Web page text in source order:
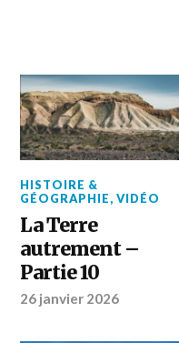
HISTOIRE &
GÉOGRAPHIE,VIDÉO
La Terre
autrement –
Partie 10
26 janvier 2026